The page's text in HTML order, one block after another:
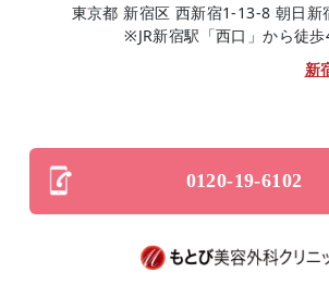
東京都 新宿区 西新宿1-13-8 朝日新
※JR新宿駅「西口」から徒歩
新
0120-19-6102